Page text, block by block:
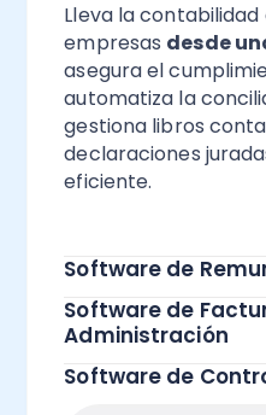
Lleva la
empresas desde
asegura el
automatiza la
gestiona libros
declaraciones
eficiente.
Software de
Software de
Administración
Software de